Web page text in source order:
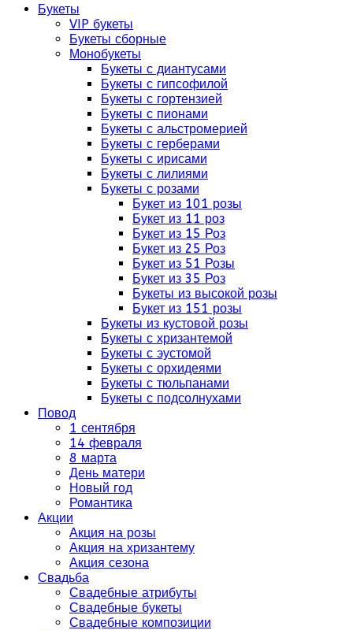
Букеты
VIP букеты
Букеты сборные
Монобукеты
Букеты с диантусами
Букеты с гипсофилой
Букеты с гортензией
Букеты с пионами
Букеты с альстромерией
Букеты с герберами
Букеты с ирисами
Букеты с лилиями
Букеты с розами
Букет из 101 розы
Букет из 11 роз
Букет из 15 Роз
Букет из 25 Роз
Букет из 51 Розы
Букет из 35 Роз
Букеты из высокой розы
Букет из 151 розы
Букеты из кустовой розы
Букеты с хризантемой
Букеты с эустомой
Букеты с орхидеями
Букеты с тюльпанами
Букеты с подсолнухами
Повод
1 сентября
14 февраля
8 марта
День матери
Новый год
Романтика
Акции
Акция на розы
Акция на хризантему
Акция сезона
Свадьба
Свадебные атрибуты
Свадебные букеты
Свадебные композиции